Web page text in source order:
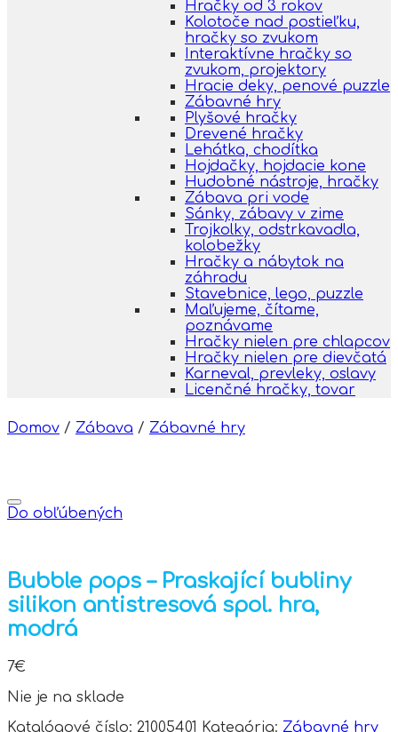
Hračky od 3 rokov
Kolotoče nad postieľku,
hračky so zvukom
Interaktívne hračky so
zvukom, projektory
Hracie deky, penové puzzle
Zábavné hry
Plyšové hračky
Drevené hračky
Lehátka, chodítka
Hojdačky, hojdacie kone
Hudobné nástroje, hračky
Zábava pri vode
Sánky, zábavy v zime
Trojkolky, odstrkavadla,
kolobežky
Hračky a nábytok na
záhradu
Stavebnice, lego, puzzle
Maľujeme, čítame,
poznávame
Hračky nielen pre chlapcov
Hračky nielen pre dievčatá
Karneval, prevleky, oslavy
Licenčné hračky, tovar
Domov / Zábava / Zábavné hry
Do obľúbených
Bubble pops – Praskající bubliny
silikon antistresová spol. hra,
modrá
7€
Nie je na sklade
Katalógové číslo: 21005401 Kategória: Zábavné hry